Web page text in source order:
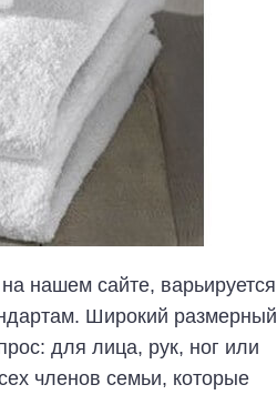
нашем сайте, варьируется
Широкий размерный
для лица, рук, ног или
членов семьи, которые